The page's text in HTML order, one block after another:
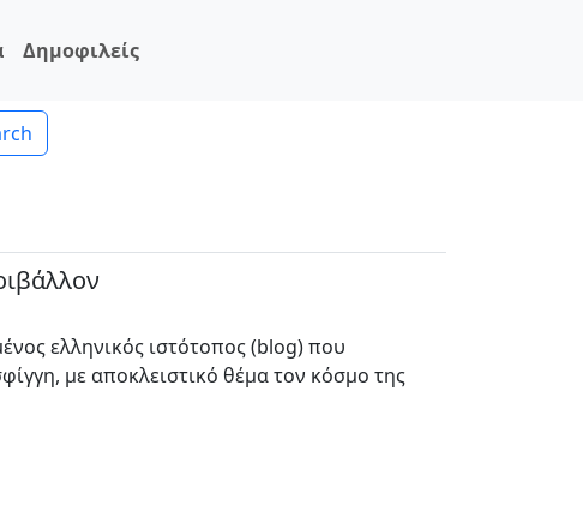
Δημοφιλείς
ελληνικός ιστότοπος (blog) που
με αποκλειστικό θέμα τον κόσμο της